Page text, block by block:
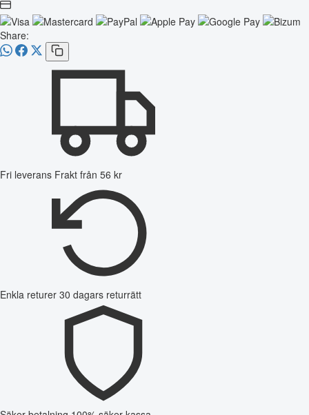
Share:
Fri leverans Frakt från 56 kr
Enkla returer 30 dagars returrätt